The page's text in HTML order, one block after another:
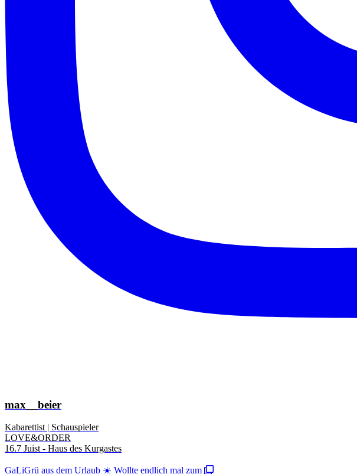
max__beier
Kabarettist | Schauspieler
LOVE&ORDER
16.7 Juist - Haus des Kurgastes
GaLiGrü aus dem Urlaub ☀️ Wollte endlich mal zum